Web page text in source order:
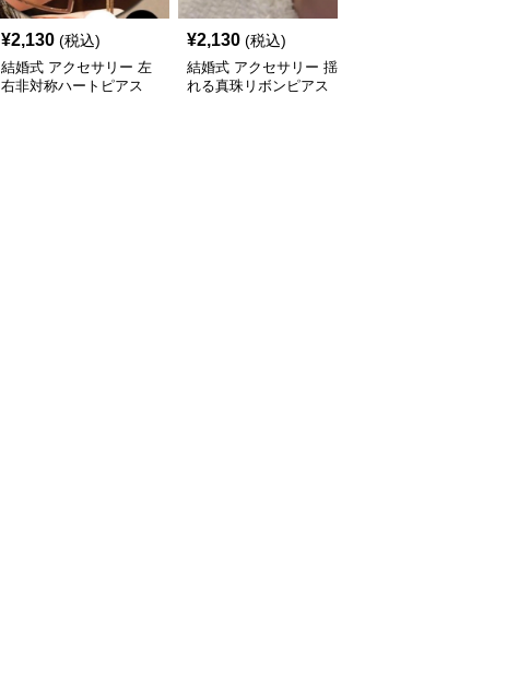
¥2,130 (税込)
結婚式 アクセサリー 左
右非対称ハートピアス
¥2,130 (税込)
結婚式 アクセサリー 揺
れる真珠リボンピアス